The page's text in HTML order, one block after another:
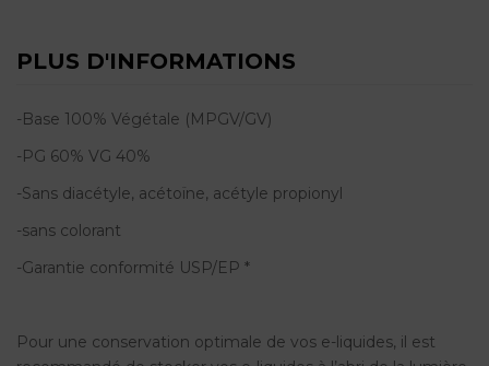
PLUS D'INFORMATIONS
-Base 100% Végétale (MPGV/GV)
-PG 60% VG 40%
-Sans diacétyle, acétoïne, acétyle propionyl
-sans colorant
-Garantie conformité USP/EP *
Pour une conservation optimale de vos e-liquides, il est